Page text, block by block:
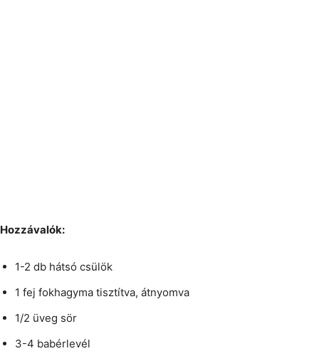
Hozzávalók:
1-2 db hátsó csülök
1 fej fokhagyma tisztítva, átnyomva
1/2 üveg sör
3-4 babérlevél